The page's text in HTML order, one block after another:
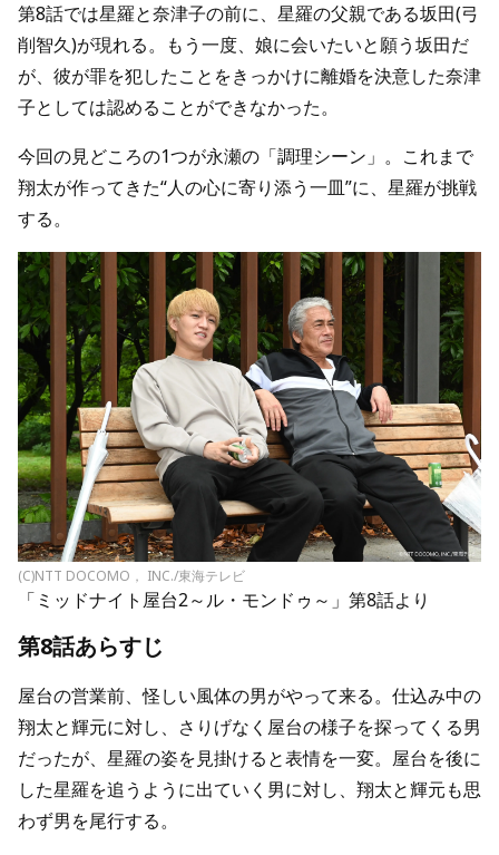
第8話では星羅と奈津子の前に、星羅の父親である坂田(弓
削智久)が現れる。もう一度、娘に会いたいと願う坂田だ
が、彼が罪を犯したことをきっかけに離婚を決意した奈津
子としては認めることができなかった。
今回の見どころの1つが永瀬の「調理シーン」。これまで
翔太が作ってきた“人の心に寄り添う一皿”に、星羅が挑戦
する。
(C)NTT DOCOMO， INC./東海テレビ
「ミッドナイト屋台2～ル・モンドゥ～」第8話より
第8話あらすじ
屋台の営業前、怪しい風体の男がやって来る。仕込み中の
翔太と輝元に対し、さりげなく屋台の様子を探ってくる男
だったが、星羅の姿を見掛けると表情を一変。屋台を後に
した星羅を追うように出ていく男に対し、翔太と輝元も思
わず男を尾行する。